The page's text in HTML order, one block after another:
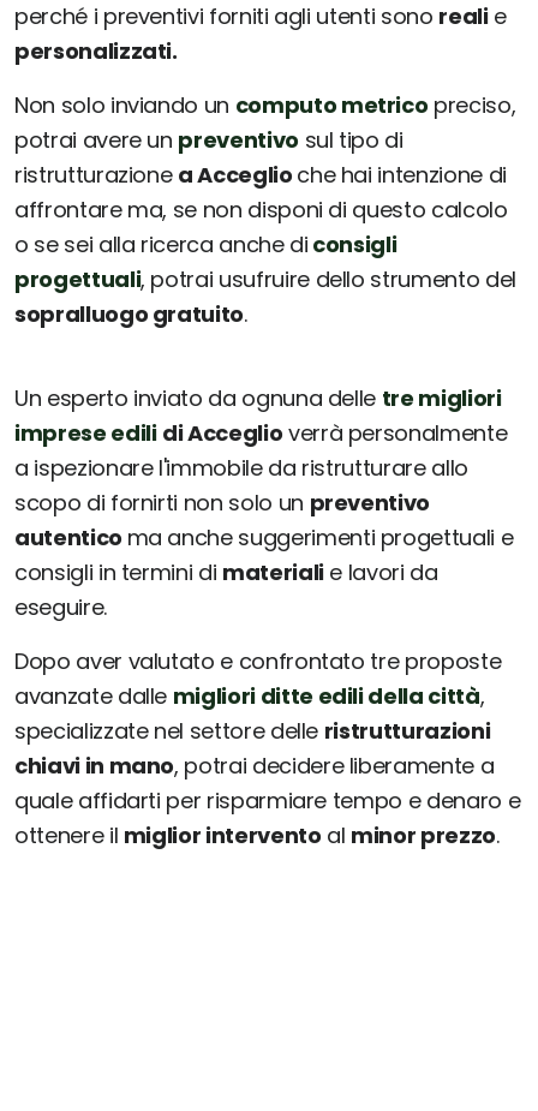
perché i preventivi forniti agli utenti sono realie
personalizzati.
Non solo inviando un computo metrico preciso,
potrai avere un preventivo sul tipo di
ristrutturazione a Acceglio che hai intenzione di
affrontare ma, se non disponi di questo calcolo
o se sei alla ricerca anche di consigli
progettuali, potrai usufruire dello strumento del
sopralluogo gratuito.
Un esperto inviato da ognuna delle tre migliori
imprese edili di Acceglio verrà personalmente
a ispezionare l'immobile da ristrutturare allo
scopo di fornirti non solo un preventivo
autentico ma anche suggerimenti progettuali e
consigli in termini di materialie lavori da
eseguire.
Dopo aver valutato e confrontato tre proposte
avanzate dalle migliori ditte edili della città,
specializzate nel settore delle ristrutturazioni
chiavi in mano, potrai decidere liberamente a
quale affidarti per risparmiare tempo e denaro e
ottenere il miglior intervento al minor prezzo.